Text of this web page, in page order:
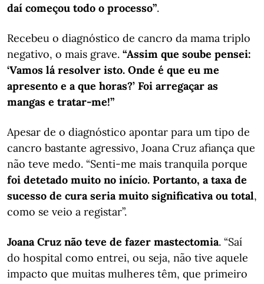
daí começou todo o processo”.
Recebeu o diagnóstico de cancro da mama triplo
negativo, o mais grave. “Assim que soube pensei:
‘Vamos lá resolver isto. Onde é que eu me
apresento e a que horas?’ Foi arregaçar as
mangas e tratar-me!”
Apesar de o diagnóstico apontar para um tipo de
cancro bastante agressivo, Joana Cruz afiança que
não teve medo. “Senti-me mais tranquila porque
foi detetado muito no início. Portanto, a taxa de
sucesso de cura seria muito significativa ou total,
como se veio a registar”.
Joana Cruz não teve de fazer mastectomia. “Saí
do hospital como entrei, ou seja, não tive aquele
impacto que muitas mulheres têm, que primeiro